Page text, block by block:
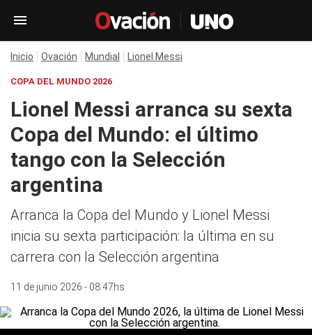
Inicio Ovación Mundial Lionel Messi
COPA DEL MUNDO 2026
Lionel Messi arranca su sexta
Copa del Mundo: el último
tango con la Selección
argentina
Arranca la Copa del Mundo y Lionel Messi
inicia su sexta participación: la última en su
carrera con la Selección argentina
11 de junio 2026 - 08:47hs